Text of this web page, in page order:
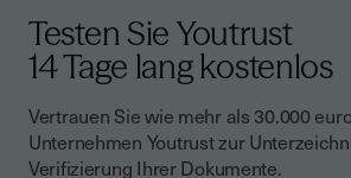
Testen Sie Youtrust
14 Tage lang kostenlos
Vertrauen Sie wie mehr als 30.000
Unternehmen Youtrust zur
Verifizierung Ihrer Dokumente.